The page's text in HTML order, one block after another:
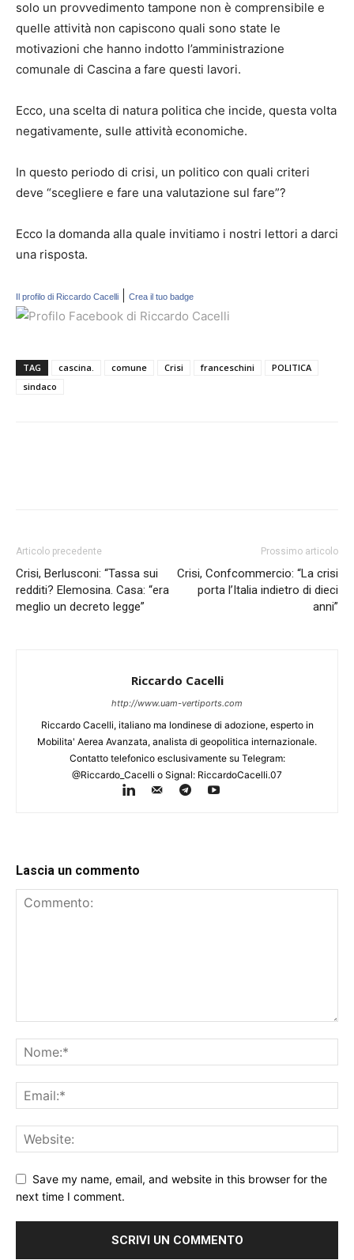
solo un provvedimento tampone non è comprensibile e
quelle attività non capiscono quali sono state le
motivazioni che hanno indotto l’amministrazione
comunale di Cascina a fare questi lavori.
Ecco, una scelta di natura politica che incide, questa volta
negativamente, sulle attività economiche.
In questo periodo di crisi, un politico con quali criteri
deve “scegliere e fare una valutazione sul fare”?
Ecco la domanda alla quale invitiamo i nostri lettori a darci
una risposta.
Il profilo di Riccardo Cacelli Crea il tuo badge
TAG cascina. comune Crisi franceschini
POLITICA
sindaco
Articolo precedente
Crisi, Berlusconi: “Tassa sui
redditi? Elemosina. Casa: “era
meglio un decreto legge”
Prossimo articolo
Crisi, Confcommercio: “La crisi
porta l’Italia indietro di dieci
anni”
Riccardo Cacelli
http://www.uam-vertiports.com
Riccardo Cacelli, italiano ma londinese di adozione, esperto in
Mobilita' Aerea Avanzata, analista di geopolitica internazionale.
Contatto telefonico esclusivamente su Telegram:
@Riccardo_Cacelli o Signal: RiccardoCacelli.07
Lascia un commento
Save my name, email, and website in this browser for the
next time I comment.